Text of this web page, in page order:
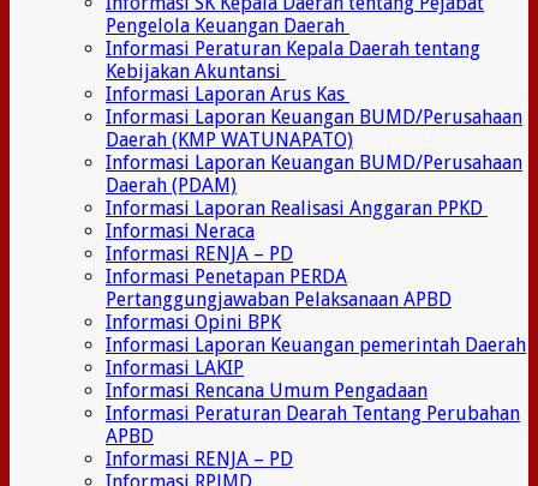
Pengelola Keuangan Daerah
Informasi Peraturan Kepala Daerah tentang
Kebijakan Akuntansi
Informasi Laporan Arus Kas
Informasi Laporan Keuangan BUMD/Perusahaan
Daerah (KMP WATUNAPATO)
Informasi Laporan Keuangan BUMD/Perusahaan
Daerah (PDAM)
Informasi Laporan Realisasi Anggaran PPKD
Informasi Neraca
Informasi RENJA – PD
Informasi Penetapan PERDA
Pertanggungjawaban Pelaksanaan APBD
Informasi Opini BPK
Informasi Laporan Keuangan pemerintah Daerah
Informasi LAKIP
Informasi Rencana Umum Pengadaan
Informasi Peraturan Dearah Tentang Perubahan
APBD
Informasi RENJA – PD